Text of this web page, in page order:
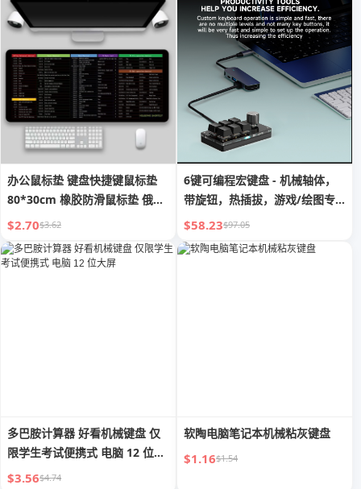
办公鼠标垫 键盘快捷键鼠标垫
80*30cm 橡胶防滑鼠标垫 俄
语、英语、越南语版本
$2.70$3.62
6键可编程宏键盘 - 机械轴体，
带旋钮，热插拔，游戏/绘图专
用
$58.23$97.05
多巴胺计算器 好看机械键盘 仅
限学生考试便携式 电脑 12 位大
屏
$3.56$4.74
软陶电脑笔记本机械粘灰键盘
$1.16$1.54